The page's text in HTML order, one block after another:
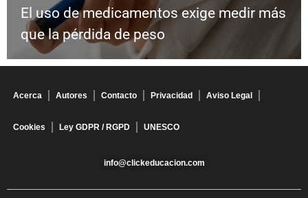
El uso de medicamentos exige medir más
que la pérdida de peso
Acerca Autores Contacto Privacidad Aviso Legal
Cookies Ley GDPR / RGPD UNESCO
info@clickeducacion.com